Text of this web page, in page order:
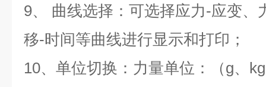
9、 曲线选择：可选择应力-应变、
移-时间等曲线进行显示和打印；
10、单位切换：力量单位：（g、 kg